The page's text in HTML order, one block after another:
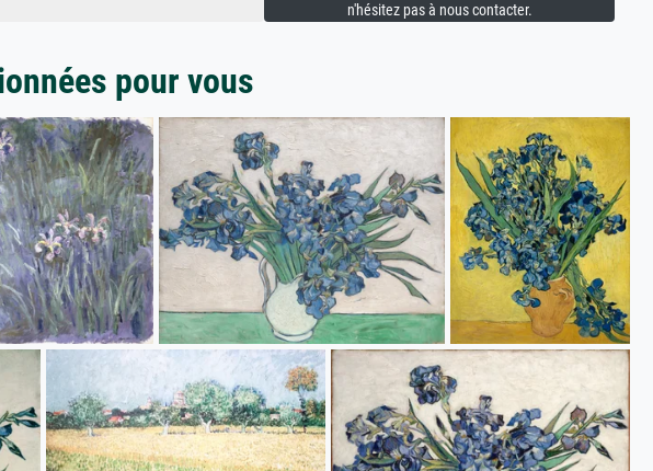
n'hésitez pas à nous contacter.
pour vous